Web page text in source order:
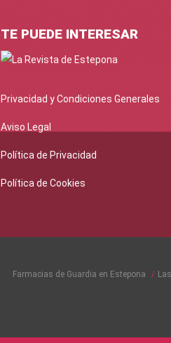
TE PUEDE INTERESAR
Privacidad y Condiciones Generales
Aviso Legal
Política de Privacidad
Política de Cookies
Farmacias de Guardia en Estepona